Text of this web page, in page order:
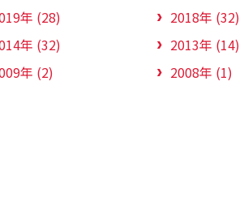
年 (28) 2018年 (32)
年 (32) 2013年 (14)
年 (2) 2008年 (1)